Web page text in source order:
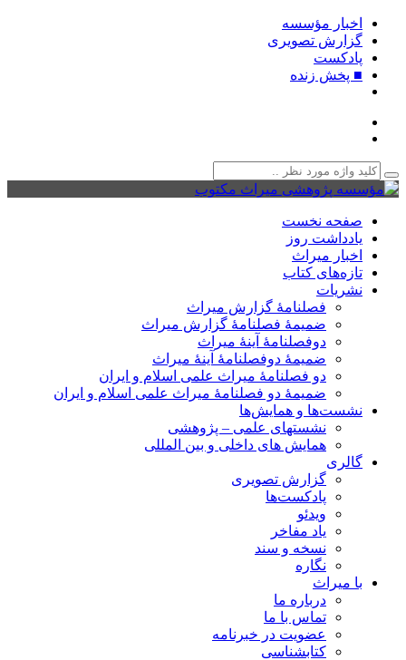
اخبار مؤسسه
گزارش تصویری
پادکست‌
■ پخش زنده
صفحه نخست
یادداشت روز
اخبار میراث
تازه‌های کتاب
نشریات
فصلنامۀ گزارش میراث
ضمیمۀ فصلنامۀ گزارش میراث
دوفصلنامۀ آینۀ میراث
ضمیمۀ دوفصلنامۀ آینۀ میراث
دو فصلنامۀ میراث علمی اسلام و ایران
ضمیمۀ دو فصلنامۀ میراث علمی اسلام و ایران
نشست‌ها و همایش‌ها
نشستهای علمی – پژوهشی
همایش های داخلی و بین المللی
گالری
گزارش تصویری
پادکست‌ها
ویدئو
یاد مفاخر
نسخه و سند
نگاره
با میراث
درباره ما
تماس با ما
عضویت در خبرنامه
کتابشناسی